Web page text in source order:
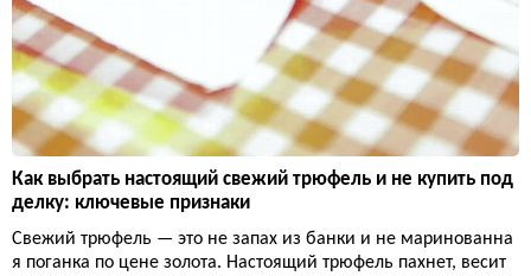
Как выбрать настоящий свежий трюфель и не купить под
делку: ключевые признаки
Свежий трюфель — это не запах из банки и не маринованна
я поганка по цене золота. Настоящий трюфель пахнет, весит